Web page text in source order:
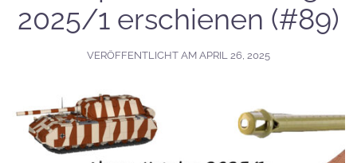
2025/1 erschienen (#89)
VERÖFFENTLICHT AM APRIL 26, 2025